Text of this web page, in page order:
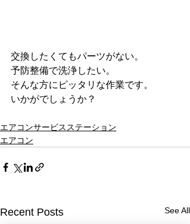
交換したくてもパーツがない。
予防整備で洗浄したい。
そんな方にピッタリな作業です。
いかがでしょうか？
エアコンサービスステーション
エアコン
Recent Posts See All